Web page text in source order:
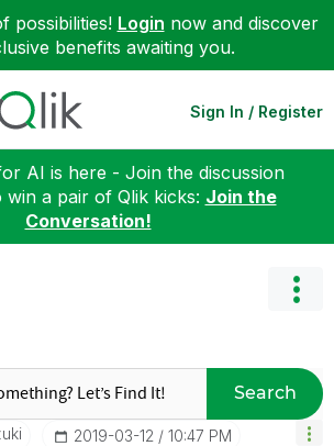
possibilities! Login now and discover
benefits awaiting you.
Sign In / Register
AI is here - Join the discussion
win a pair of Qlik kicks: Join the
Conversation!
Search
‎2019-03-12 10:47 PM